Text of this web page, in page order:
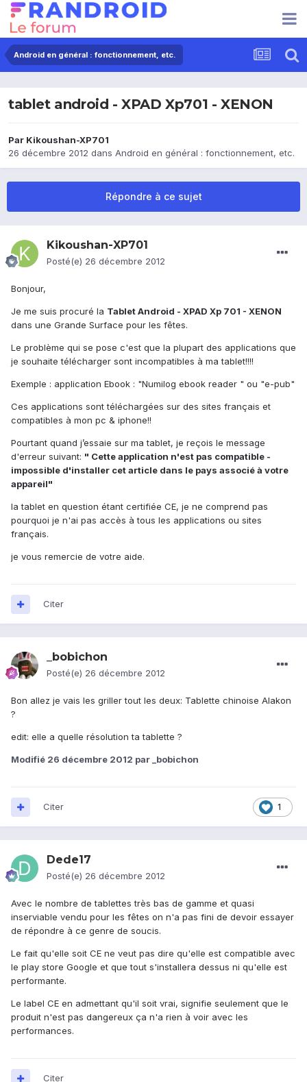
Android en général : fonctionnement, etc.
tablet android - XPAD Xp701 - XENON
Par Kikoushan-XP701
26 décembre 2012 dans Android en général : fonctionnement, etc.
Répondre à ce sujet
Kikoushan-XP701
Posté(e) 26 décembre 2012
Bonjour,
Je me suis procuré la Tablet Android - XPAD Xp 701 - XENON
dans une Grande Surface pour les fêtes.
Le problème qui se pose c'est que la plupart des applications que
je souhaite télécharger sont incompatibles à ma tablet!!!!
Exemple : application Ebook : "Numilog ebook reader " ou "e-pub"
Ces applications sont téléchargées sur des sites français et
compatibles à mon pc & iphone!!
Pourtant quand j’essaie sur ma tablet, je reçois le message
d'erreur suivant: " Cette application n'est pas compatible -
impossible d'installer cet article dans le pays associé à votre
appareil"
la tablet en question étant certifiée CE, je ne comprend pas
pourquoi je n'ai pas accès à tous les applications ou sites
français.
je vous remercie de votre aide.
Citer
_bobichon
Posté(e) 26 décembre 2012
Bon allez je vais les griller tout les deux: Tablette chinoise Alakon
?
edit: elle a quelle résolution ta tablette ?
Modifié 26 décembre 2012 par _bobichon
1
Citer
Dede17
Posté(e) 26 décembre 2012
Avec le nombre de tablettes très bas de gamme et quasi
inserviable vendu pour les fêtes on n'a pas fini de devoir essayer
de répondre à ce genre de soucis.
Le fait qu'elle soit CE ne veut pas dire qu'elle est compatible avec
le play store Google et que tout s'installera dessus ni qu'elle est
performante.
Le label CE en admettant qu'il soit vrai, signifie seulement que le
produit n'est pas dangereux ça n'a rien à voir avec les
performances.
Citer